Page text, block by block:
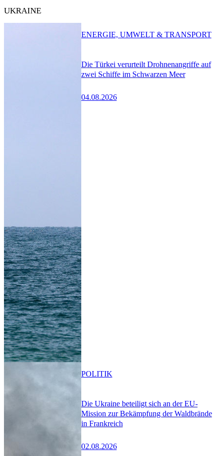
UKRAINE
Die Türkei verurteilt Drohnenangriffe auf
zwei Schiffe im Schwarzen Meer
04.08.2026
ENERGIE, UMWELT & TRANSPORT
Die Ukraine beteiligt sich an der EU-
Mission zur Bekämpfung der Waldbrände
in Frankreich
02.08.2026
POLITIK